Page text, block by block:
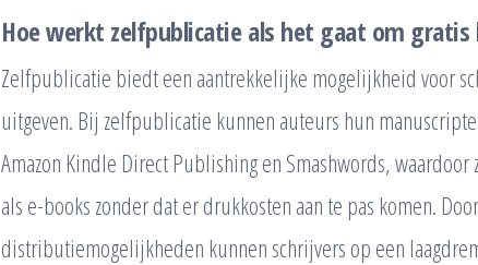
Hoe werkt zelfpublicatie als het gaat om gratis
Zelfpublicatie biedt een aantrekkelijke mogelijkheid voor
uitgeven. Bij zelfpublicatie kunnen auteurs hun
Amazon Kindle Direct Publishing en Smashwords,
als e-books zonder dat er drukkosten aan te pas komen.
distributiemogelijkheden kunnen schrijvers op een